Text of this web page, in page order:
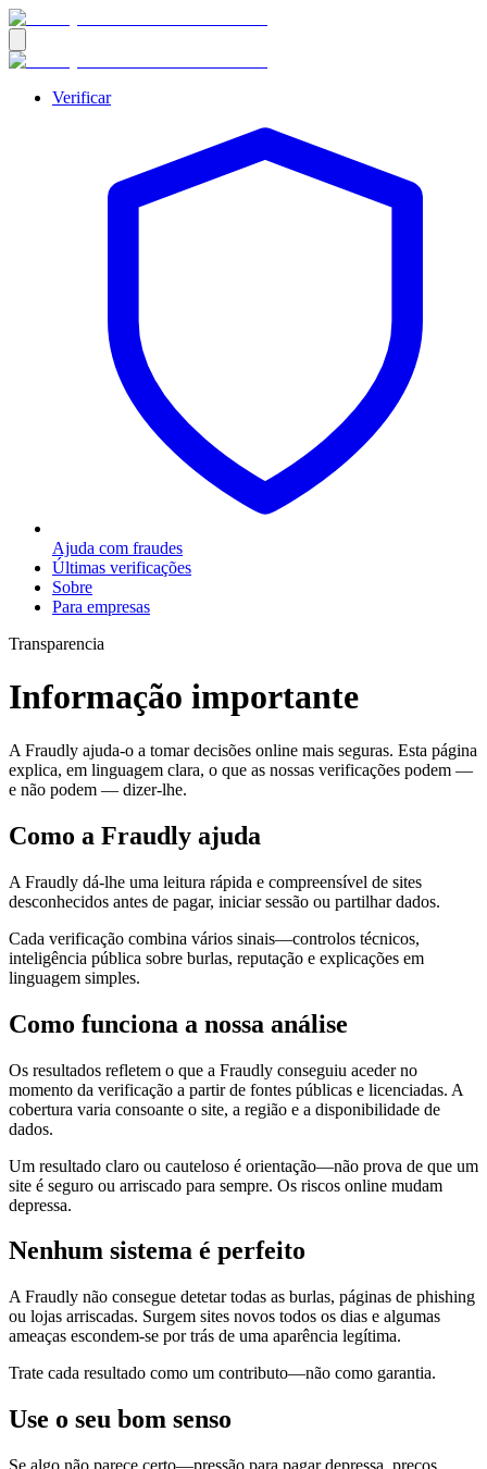
Verificar
Ajuda com fraudes
Últimas verificações
Sobre
Para empresas
Transparencia
Informação importante
A Fraudly ajuda-o a tomar decisões online mais seguras. Esta página
explica, em linguagem clara, o que as nossas verificações podem —
e não podem — dizer-lhe.
Como a Fraudly ajuda
A Fraudly dá-lhe uma leitura rápida e compreensível de sites
desconhecidos antes de pagar, iniciar sessão ou partilhar dados.
Cada verificação combina vários sinais—controlos técnicos,
inteligência pública sobre burlas, reputação e explicações em
linguagem simples.
Como funciona a nossa análise
Os resultados refletem o que a Fraudly conseguiu aceder no
momento da verificação a partir de fontes públicas e licenciadas. A
cobertura varia consoante o site, a região e a disponibilidade de
dados.
Um resultado claro ou cauteloso é orientação—não prova de que um
site é seguro ou arriscado para sempre. Os riscos online mudam
depressa.
Nenhum sistema é perfeito
A Fraudly não consegue detetar todas as burlas, páginas de phishing
ou lojas arriscadas. Surgem sites novos todos os dias e algumas
ameaças escondem-se por trás de uma aparência legítima.
Trate cada resultado como um contributo—não como garantia.
Use o seu bom senso